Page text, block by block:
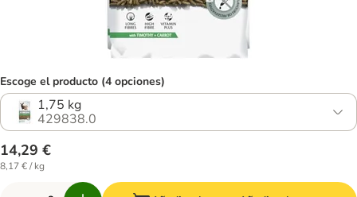
Escoge el producto (4 opciones)
1,75 kg
429838.0
14,29 €
8,17 € / kg